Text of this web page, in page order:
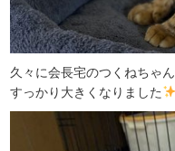
久々に会長宅のつくねちゃん
すっかり大きくなりました